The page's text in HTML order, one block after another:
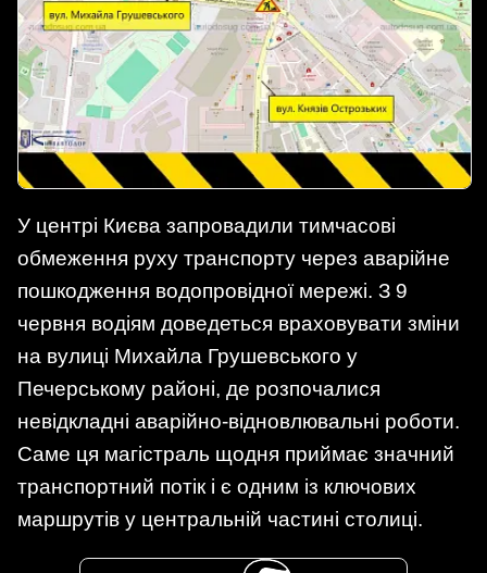
У центрі Києва запровадили тимчасові
обмеження руху транспорту через аварійне
пошкодження водопровідної мережі. З 9
червня водіям доведеться враховувати зміни
на вулиці Михайла Грушевського у
Печерському районі, де розпочалися
невідкладні аварійно-відновлювальні роботи.
Саме ця магістраль щодня приймає значний
транспортний потік і є одним із ключових
маршрутів у центральній частині столиці.